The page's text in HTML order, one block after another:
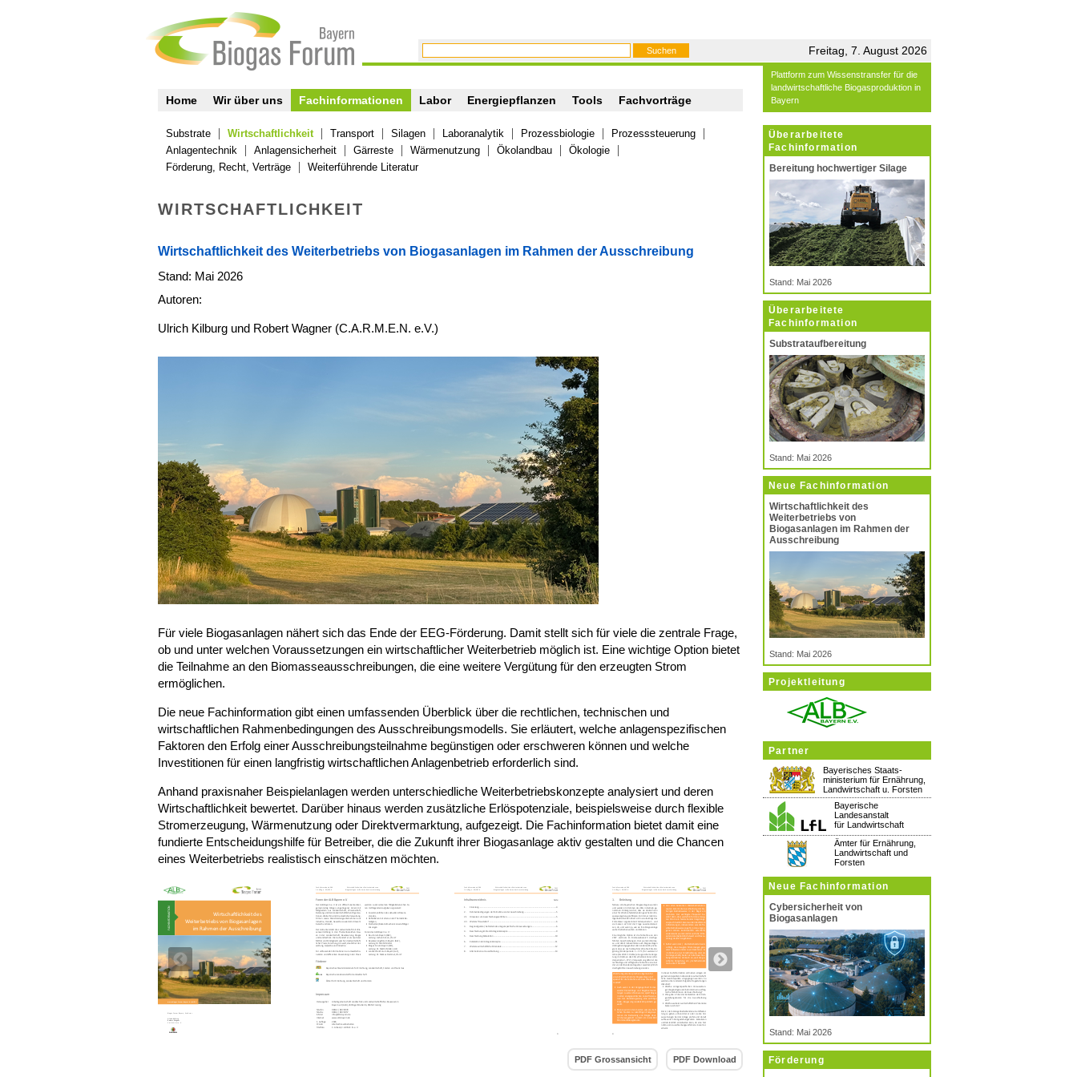
Freitag, 7. August 2026
Home Wir über uns Fachinformationen Labor Energiepflanzen Tools Fachvorträge
Plattform zum Wissenstransfer für die
landwirtschaftliche Biogasproduktion in
Bayern
Überarbeitete
Fachinformation
Bereitung hochwertiger Silage
Stand: Mai 2026
Überarbeitete
Fachinformation
Substrataufbereitung
Stand: Mai 2026
Neue Fachinformation
Wirtschaftlichkeit des
Weiterbetriebs von
Biogasanlagen im Rahmen der
Ausschreibung
Stand: Mai 2026
Projektleitung
Partner
Bayerisches Staats-
ministerium für Ernährung,
Landwirtschaft u. Forsten
Bayerische
Landesanstalt
für Landwirtschaft
Ämter für Ernährung,
Landwirtschaft und
Forsten
Neue Fachinformation
Cybersicherheit von
Biogasanlagen
Stand: Mai 2026
Förderung
Substrate Wirtschaftlichkeit Transport Silagen Laboranalytik Prozessbiologie
Prozesssteuerung
Anlagentechnik
Anlagensicherheit Gärreste Wärmenutzung Ökolandbau
Ökologie
Förderung, Recht, Verträge
Weiterführende Literatur
WIRTSCHAFTLICHKEIT
Wirtschaftlichkeit des Weiterbetriebs von Biogasanlagen im Rahmen der Ausschreibung
Stand: Mai 2026
Autoren:
Ulrich Kilburg und Robert Wagner (C.A.R.M.E.N. e.V.)
Für viele Biogasanlagen nähert sich das Ende der EEG-Förderung. Damit stellt sich für viele die zentrale Frage,
ob und unter welchen Voraussetzungen ein wirtschaftlicher Weiterbetrieb möglich ist. Eine wichtige Option bietet
die Teilnahme an den Biomasseausschreibungen, die eine weitere Vergütung für den erzeugten Strom
ermöglichen.
Die neue Fachinformation gibt einen umfassenden Überblick über die rechtlichen, technischen und
wirtschaftlichen Rahmenbedingungen des Ausschreibungsmodells. Sie erläutert, welche anlagenspezifischen
Faktoren den Erfolg einer Ausschreibungsteilnahme begünstigen oder erschweren können und welche
Investitionen für einen langfristig wirtschaftlichen Anlagenbetrieb erforderlich sind.
Anhand praxisnaher Beispielanlagen werden unterschiedliche Weiterbetriebskonzepte analysiert und deren
Wirtschaftlichkeit bewertet. Darüber hinaus werden zusätzliche Erlöspotenziale, beispielsweise durch flexible
Stromerzeugung, Wärmenutzung oder Direktvermarktung, aufgezeigt. Die Fachinformation bietet damit eine
fundierte Entscheidungshilfe für Betreiber, die die Zukunft ihrer Biogasanlage aktiv gestalten und die Chancen
eines Weiterbetriebs realistisch einschätzen möchten.
PDF Grossansicht PDF Download